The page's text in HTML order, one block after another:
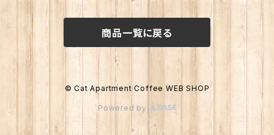
商品一覧に戻る
© Cat Apartment Coffee WEB SHOP
Powered by